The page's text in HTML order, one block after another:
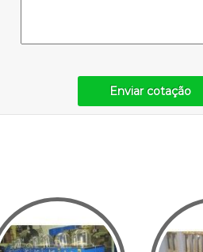
Enviar cotação